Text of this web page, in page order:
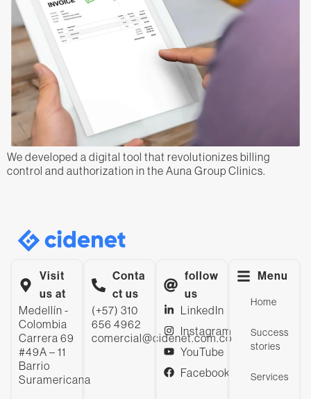
We developed a digital tool that revolutionizes billing
control and authorization in the Auna Group Clinics.
Visit
us at
Medellín -
Colombia
Carrera 69
#49A – 11
Barrio
Suramericana
Conta
ct us
(+57) 310
656 4962
comercial@cidenet.com.co
follow
us
LinkedIn
Instagram
YouTube
Facebook
Menu
Home
Success
stories
Services